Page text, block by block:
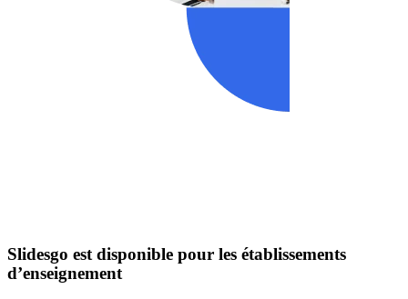
Slidesgo est disponible pour les établissements
d’enseignement